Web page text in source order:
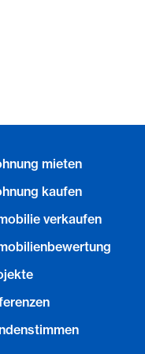
mieten
kaufen
verkaufen